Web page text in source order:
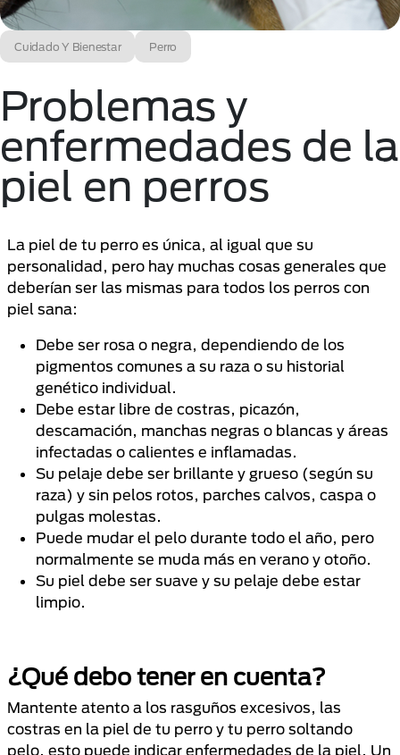
Cuidado Y Bienestar Perro
Problemas y
enfermedades de la
piel en perros
La piel de tu perro es única, al igual que su
personalidad, pero hay muchas cosas generales que
deberían ser las mismas para todos los perros con
piel sana:
Debe ser rosa o negra, dependiendo de los
pigmentos comunes a su raza o su historial
genético individual.
Debe estar libre de costras, picazón,
descamación, manchas negras o blancas y áreas
infectadas o calientes e inflamadas.
Su pelaje debe ser brillante y grueso (según su
raza) y sin pelos rotos, parches calvos, caspa o
pulgas molestas.
Puede mudar el pelo durante todo el año, pero
normalmente se muda más en verano y otoño.
Su piel debe ser suave y su pelaje debe estar
limpio.
¿Qué debo tener en cuenta?
Mantente atento a los rasguños excesivos, las
costras en la piel de tu perro y tu perro soltando
pelo, esto puede indicar enfermedades de la piel. Un